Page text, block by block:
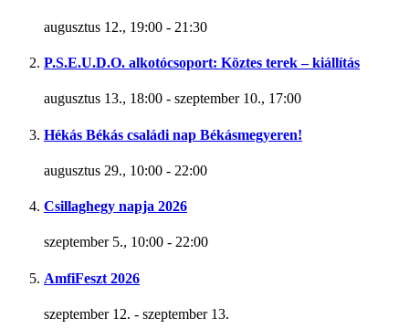
augusztus 12., 19:00 - 21:30
P.S.E.U.D.O. alkotócsoport: Köztes terek – kiállítás
augusztus 13., 18:00 - szeptember 10., 17:00
Hékás Békás családi nap Békásmegyeren!
augusztus 29., 10:00 - 22:00
Csillaghegy napja 2026
szeptember 5., 10:00 - 22:00
AmfiFeszt 2026
szeptember 12. - szeptember 13.